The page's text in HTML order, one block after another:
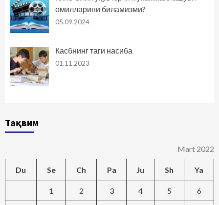
омилларини биламизми?
05.09.2024
Касбнинг таги насиба
01.11.2023
Тақвим
Mart 2022
Du Se Ch Pa Ju Sh Ya
1 2 3 4 5 6